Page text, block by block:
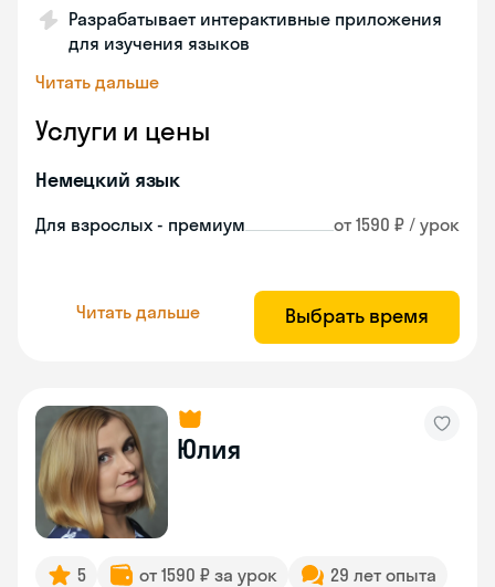
Разрабатывает интерактивные приложения
для изучения языков
Читать дальше
Услуги и цены
Немецкий язык
Для взрослых - премиум от 1590 ₽ / урок
Читать дальше Выбрать время
Юлия
5 от 1590 ₽ за урок 29 лет опыта